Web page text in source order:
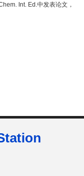
Int. Ed.中发表论文，